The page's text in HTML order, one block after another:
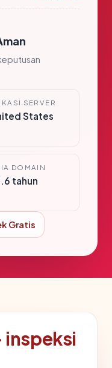
SERVER
States
DOMAIN
tahun
Gratis